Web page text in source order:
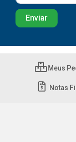
Meus
Notas